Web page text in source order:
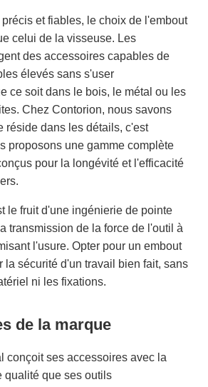
et fiables, le choix de l'embout
celui de la visseuse. Les
des accessoires capables de
élevés sans s'user
ce soit dans le bois, le métal ou les
Chez Contorion, nous savons
réside dans les détails, c'est
proposons une gamme complète
pour la longévité et l'efficacité
le fruit d'une ingénierie de pointe
transmission de la force de l'outil à
l'usure. Opter pour un embout
la sécurité d'un travail bien fait, sans
ni les fixations.
de la marque
conçoit ses accessoires avec la
qualité que ses outils